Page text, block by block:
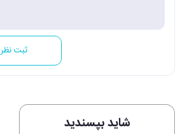
ثبت نظر
شاید بپسندید